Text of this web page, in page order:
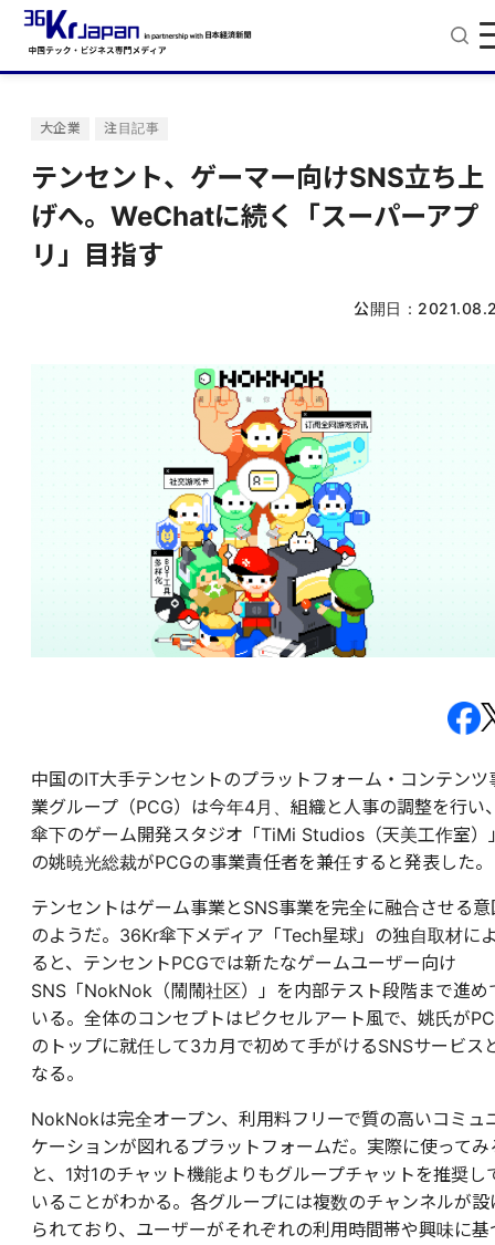
大企業 注目記事
テンセント、ゲーマー向けSNS立ち上
げへ。WeChatに続く「スーパーアプ
リ」目指す
公開日：
中国のIT大手テンセントのプラットフォーム・コンテンツ
業グループ（PCG）は今年4月、組織と人事の調整を行い
傘下のゲーム開発スタジオ「TiMi Studios（天美工作室）
の姚暁光総裁がPCGの事業責任者を兼任すると発表した。
テンセントはゲーム事業とSNS事業を完全に融合させる意
のようだ。36Kr傘下メディア「Tech星球」の独自取材に
ると、テンセントPCGでは新たなゲームユーザー向け
SNS「NokNok（鬧鬧社区）」を内部テスト段階まで進め
いる。全体のコンセプトはピクセルアート風で、姚氏が
のトップに就任して3カ月で初めて手がけるSNSサービス
なる。
NokNokは完全オープン、利用料フリーで質の高いコミュ
ケーションが図れるプラットフォームだ。実際に使ってみ
と、1対1のチャット機能よりもグループチャットを推奨し
いることがわかる。各グループには複数のチャンネルが設
られており、ユーザーがそれぞれの利用時間帯や興味に基